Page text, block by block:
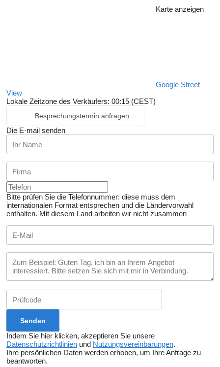
Karte anzeigen
Google Street
View
Lokale Zeitzone des Verkäufers: 00:15 (CEST)
Besprechungstermin anfragen
Die E-mail senden
Bitte prüfen Sie die Telefonnummer: diese muss dem
internationalen Format entsprechen und die Ländervorwahl
enthalten. Mit diesem Land arbeiten wir nicht zusammen
Indem Sie hier klicken, akzeptieren Sie unsere
Datenschutzrichtlinien und Nutzungsvereinbarungen.
Ihre persönlichen Daten werden erhoben, um Ihre Anfrage zu
beantworten.